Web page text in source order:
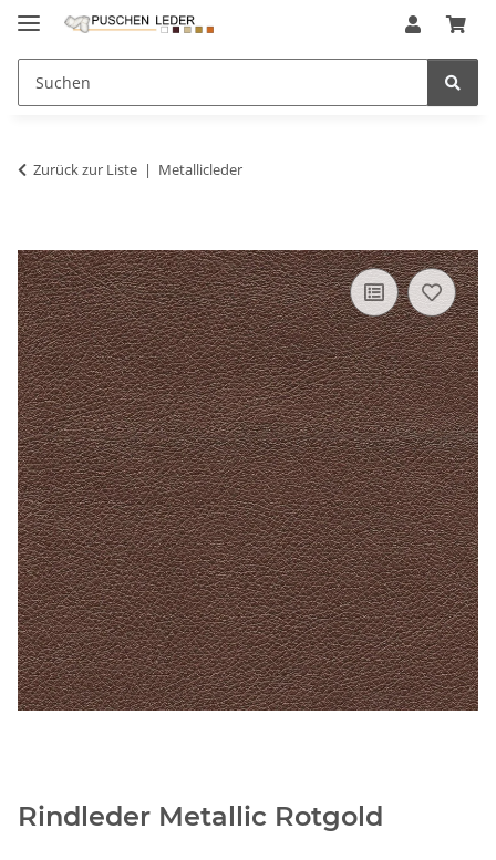
Zurück zur Liste Metallicleder
Rindleder Metallic Rotgold